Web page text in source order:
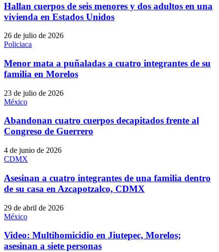
Hallan cuerpos de seis menores y dos adultos en una
vivienda en Estados Unidos
26 de julio de 2026
Policiaca
Menor mata a puñaladas a cuatro integrantes de su
familia en Morelos
23 de julio de 2026
México
Abandonan cuatro cuerpos decapitados frente al
Congreso de Guerrero
4 de junio de 2026
CDMX
Asesinan a cuatro integrantes de una familia dentro
de su casa en Azcapotzalco, CDMX
29 de abril de 2026
México
Video: Multihomicidio en Jiutepec, Morelos;
asesinan a siete personas